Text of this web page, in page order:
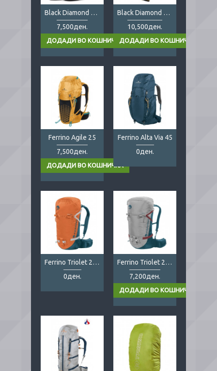
Black Diamond Speed 22
7,500ден.
Black Diamond Speed 30
10,500ден.
Ferrino Agile 25
7,500ден.
Ferrino Alta Via 45
0ден.
Ferrino Triolet 25+3
0ден.
Ferrino Triolet 28+3 Lady
7,200ден.